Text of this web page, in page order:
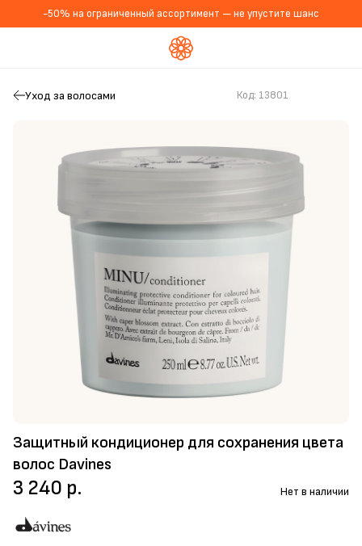
-50% на ограниченный ассортимент — не упустите шанс
Уход за волосами
Защитный кондиционер для сохранения цвета
волос Davines
Код: 13801
3 240 р. Нет в наличии